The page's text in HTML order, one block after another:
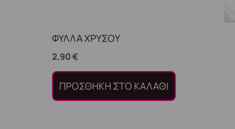
ΦΥΛΛΑ ΧΡΥΣΟΥ
2,90€
ΠΡΟΣΘΉΚΗ ΣΤΟ ΚΑΛΆΘΙ